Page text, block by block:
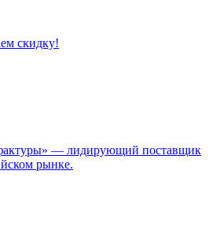
скидку!
— лидирующий поставщик
рынке.